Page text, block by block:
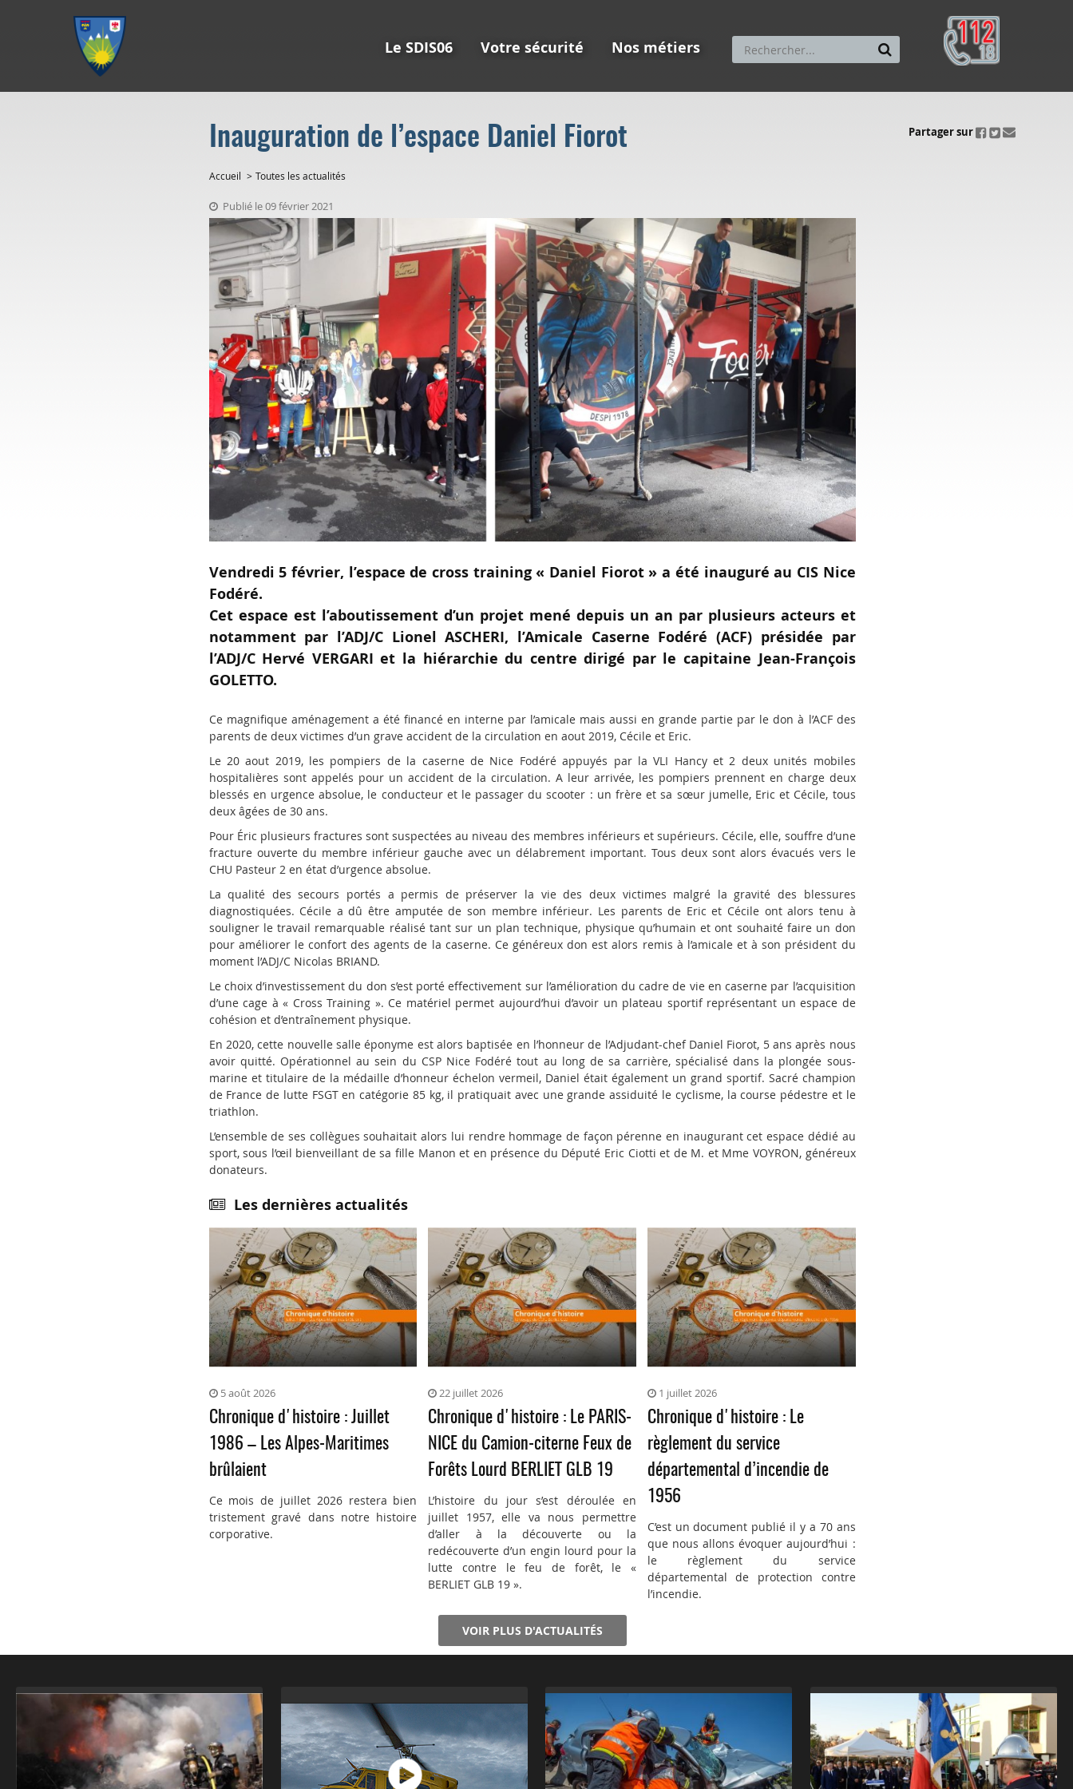
Le SDIS06 Votre sécurité Nos métiers
Inauguration de l’espace Daniel Fiorot ui.fo.accessibility.echappement.partage
Partager sur
Accueil Toutes les actualités
Publié le 09 février 2021
Vendredi 5 février, l’espace de cross training « Daniel Fiorot » a été inauguré au CIS Nice
Fodéré.
Cet espace est l’aboutissement d’un projet mené depuis un an par plusieurs acteurs et
notamment par l’ADJ/C Lionel ASCHERI, l’Amicale Caserne Fodéré (ACF) présidée par
l’ADJ/C Hervé VERGARI et la hiérarchie du centre dirigé par le capitaine Jean-François
GOLETTO.
Ce magnifique aménagement a été financé en interne par l’amicale mais aussi en grande partie par le don à l’ACF des
parents de deux victimes d’un grave accident de la circulation en aout 2019, Cécile et Eric.
Le 20 aout 2019, les pompiers de la caserne de Nice Fodéré appuyés par la VLI Hancy et 2 deux unités mobiles
hospitalières sont appelés pour un accident de la circulation. A leur arrivée, les pompiers prennent en charge deux
blessés en urgence absolue, le conducteur et le passager du scooter : un frère et sa sœur jumelle, Eric et Cécile, tous
deux âgées de 30 ans.
Pour Éric plusieurs fractures sont suspectées au niveau des membres inférieurs et supérieurs. Cécile, elle, souffre d’une
fracture ouverte du membre inférieur gauche avec un délabrement important. Tous deux sont alors évacués vers le
CHU Pasteur 2 en état d’urgence absolue.
La qualité des secours portés a permis de préserver la vie des deux victimes malgré la gravité des blessures
diagnostiquées. Cécile a dû être amputée de son membre inférieur. Les parents de Eric et Cécile ont alors tenu à
souligner le travail remarquable réalisé tant sur un plan technique, physique qu’humain et ont souhaité faire un don
pour améliorer le confort des agents de la caserne. Ce généreux don est alors remis à l’amicale et à son président du
moment l’ADJ/C Nicolas BRIAND.
Le choix d’investissement du don s’est porté effectivement sur l’amélioration du cadre de vie en caserne par l’acquisition
d’une cage à « Cross Training ». Ce matériel permet aujourd’hui d’avoir un plateau sportif représentant un espace de
cohésion et d’entraînement physique.
En 2020, cette nouvelle salle éponyme est alors baptisée en l’honneur de l’Adjudant-chef Daniel Fiorot, 5 ans après nous
avoir quitté. Opérationnel au sein du CSP Nice Fodéré tout au long de sa carrière, spécialisé dans la plongée sous-
marine et titulaire de la médaille d’honneur échelon vermeil, Daniel était également un grand sportif. Sacré champion
de France de lutte FSGT en catégorie 85 kg, il pratiquait avec une grande assiduité le cyclisme, la course pédestre et le
triathlon.
L’ensemble de ses collègues souhaitait alors lui rendre hommage de façon pérenne en inaugurant cet espace dédié au
sport, sous l’œil bienveillant de sa fille Manon et en présence du Député Eric Ciotti et de M. et Mme VOYRON, généreux
donateurs.
Les dernières actualités
5 août 2026
Chronique d'histoire : Juillet
1986 – Les Alpes-Maritimes
brûlaient
Ce mois de juillet 2026 restera bien
tristement gravé dans notre histoire
corporative.
22 juillet 2026
Chronique d'histoire : Le PARIS-
NICE du Camion-citerne Feux de
Forêts Lourd BERLIET GLB 19
L’histoire du jour s’est déroulée en
juillet 1957, elle va nous permettre
d’aller à la découverte ou la
redécouverte d’un engin lourd pour la
lutte contre le feu de forêt, le «
BERLIET GLB 19 ».
1 juillet 2026
Chronique d'histoire : Le
règlement du service
départemental d’incendie de
1956
C’est un document publié il y a 70 ans
que nous allons évoquer aujourd’hui :
le règlement du service
départemental de protection contre
l’incendie.
VOIR PLUS D'ACTUALITÉS